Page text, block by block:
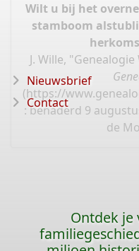
Wilt u bij het
stamboom
J. Wille,
(https://
: benaderd 9
de
Nieuwsbrief
Contact
Ontdek je